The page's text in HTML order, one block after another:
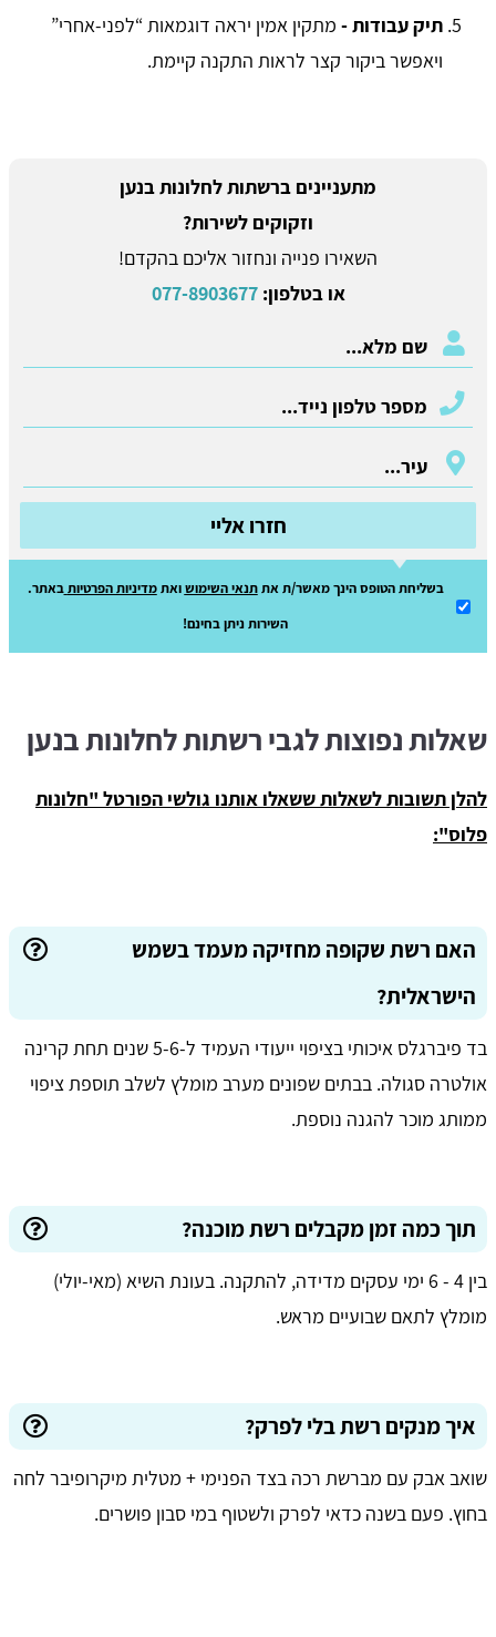
תיק עבודות - מתקין אמין יראה דוגמאות “לפני-אחרי”
ויאפשר ביקור קצר לראות התקנה קיימת.
מתעניינים ברשתות לחלונות בנען
וזקוקים לשירות?
השאירו פנייה ונחזור אליכם בהקדם!
או בטלפון:077-8903677
חזרו אליי
בשליחת הטופס הינך מאשר/ת אתתנאי השימושואתמדיניות הפרטיות באתר.
השירות ניתן בחינם!
שאלות נפוצות לגבי רשתות לחלונות בנען
להלן תשובות לשאלות ששאלו אותנו גולשי הפורטל "חלונות
פלוס":
האם רשת שקופה מחזיקה מעמד בשמש
הישראלית?
בד פיברגלס איכותי בציפוי ייעודי העמיד ל-5-6 שנים תחת קרינה
אולטרה סגולה. בבתים שפונים מערב מומלץ לשלב תוספת ציפוי
ממותג מוכר להגנה נוספת.
תוך כמה זמן מקבלים רשת מוכנה?
בין 4 - 6 ימי עסקים מדידה, להתקנה. בעונת השיא (מאי-יולי)
מומלץ לתאם שבועיים מראש.
איך מנקים רשת בלי לפרק?
שואב אבק עם מברשת רכה בצד הפנימי + מטלית מיקרופיבר לחה
בחוץ. פעם בשנה כדאי לפרק ולשטוף במי סבון פושרים.